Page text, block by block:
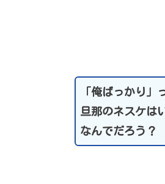
「俺ばっかり」
旦那のネスケは
なんでだろう？